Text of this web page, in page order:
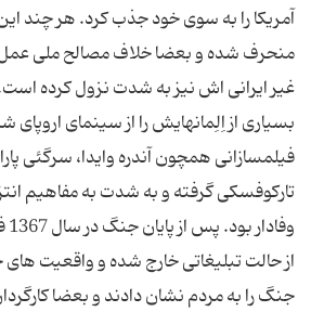
آمریکا را به سوی خود جذب کرد. هر چند
منحرف شده و بعضا خلاف مصالح ملی عمل
غیر ایرانی اش نیز به شدت نزول کرده
بسیاری از اِلِمانهایش را از سینمای اروپای
فیلمسازانی همچون آندره وایدا، سرگئی
تارکوفسکی گرفته و به شدت به مفاهیم
از حالت تبلیغاتی خارج شده و واقعیت
جنگ را به مردم نشان دادند و بعضا